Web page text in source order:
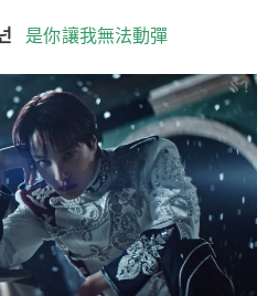
넌是你讓我無法動彈